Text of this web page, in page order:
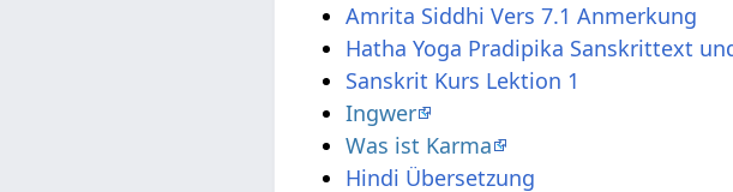
Amrita Siddhi Vers 7.1 Anmerkung
Hatha Yoga Pradipika Sanskrittext
Sanskrit Kurs Lektion 1
Ingwer
Was ist Karma